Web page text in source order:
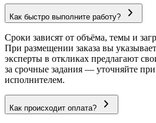
Как быстро выполните работу?
Сроки зависят от объёма, темы и
При размещении заказа вы
эксперты в откликах предлагают
за срочные задания — уточняйте
исполнителем.
Как происходит оплата?